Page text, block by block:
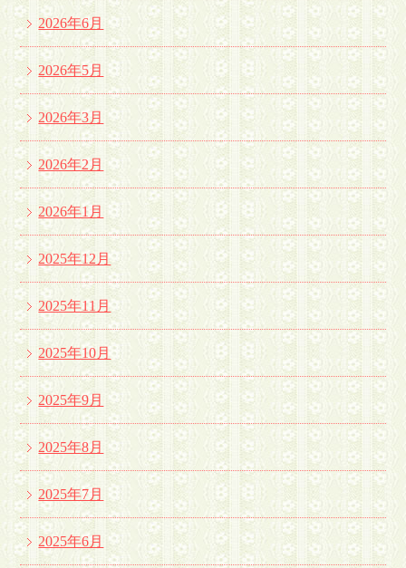
2026年6月
2026年5月
2026年3月
2026年2月
2026年1月
2025年12月
2025年11月
2025年10月
2025年9月
2025年8月
2025年7月
2025年6月